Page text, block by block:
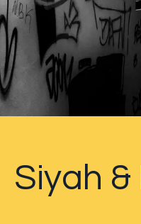
Siyah